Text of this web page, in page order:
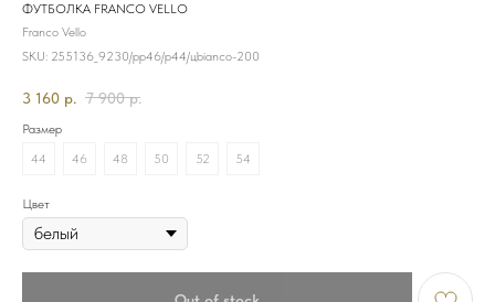
ФУТБОЛКА FRANCO VELLO
Franco Vello
SKU: 255136_9230/рр46/р44/цbianco-200
3 160 р. 7 900 р.
Размер
44
46 48 50 52 54
Цвет